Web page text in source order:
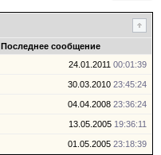
Последнее сообщение
24.01.2011 00:01:39
30.03.2010 23:45:24
04.04.2008 23:36:24
13.05.2005 19:36:11
01.05.2005 23:18:39